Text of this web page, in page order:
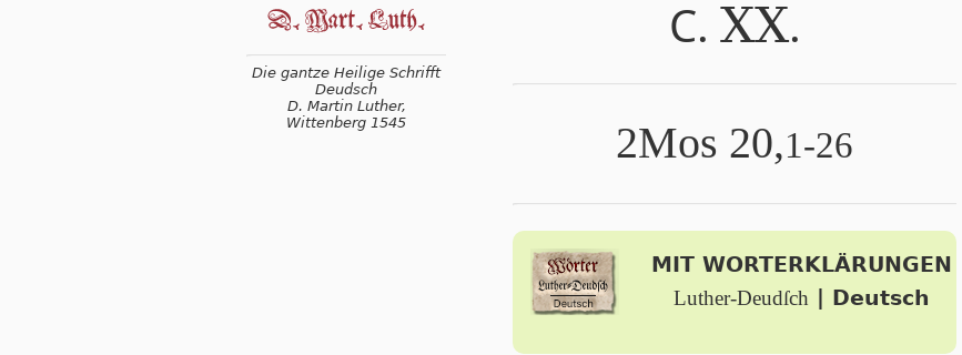
Die gantze Heilige Schrifft
Deudsch
D. Martin Luther,
Wittenberg 1545
C. XX.
2Mos 20,1-26
MIT WORTERKLÄRUNGEN
Luther-Deudſch | Deutsch